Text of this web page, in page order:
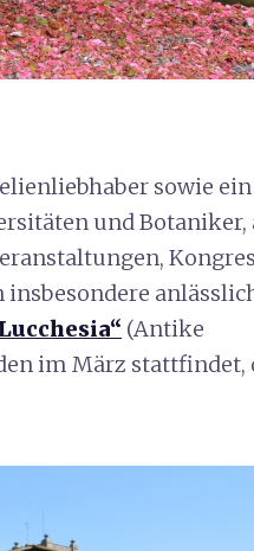
sowie ein
und Botaniker,
(Antike
im März stattfindet,